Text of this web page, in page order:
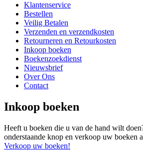
Klantenservice
Bestellen
Veilig Betalen
Verzenden en verzendkosten
Retourneren en Retourkosten
Inkoop boeken
Boekenzoekdienst
Nieuwsbrief
Over Ons
Contact
Inkoop boeken
Heeft u boeken die u van de hand wilt
onderstaande knop en verkoop uw boeken
Verkoop uw boeken!